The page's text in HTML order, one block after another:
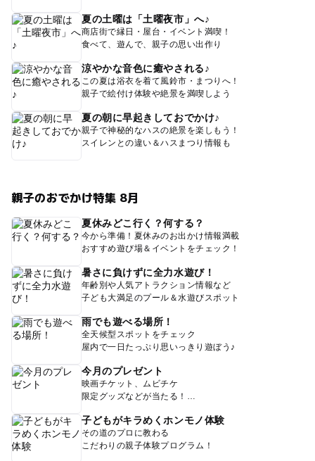
夏の土曜は「土曜夜市」へ♪
商店街で縁日・屋台・イベント満喫！
食べて、遊んで、親子の思い出作り
涼やかな音色に癒やされる♪
この夏は浴衣を着て風鈴市・まつりへ！
親子で絵付け体験や絶景を満喫しよう
夏の朝に早起きしておでかけ♪
親子で神秘的なハスの絶景を楽しもう！
スイレンとの違い＆ハスまつり情報も
親子のおでかけ特集 8月
夏休みどこ行く？何する？
今から準備！夏休みのお出かけ情報満載
おすすめ遊び場＆イベントをチェック！
暑さに負けずに全力水遊び！
年齢別や人気アトラクション情報など
子ども大満足のプール＆水遊びスポット
雨でも遊べる場所！
全天候型スポットをチェック
屋内で一日たっぷり思いっきり遊ぼう♪
今月のプレゼント
映画チケット、ムビチケ
限定グッズなどが当たる！
子どもがキラめくホンモノ体験
その道のプロに教わる
こだわりの親子体験プログラム！